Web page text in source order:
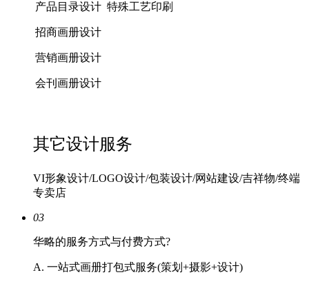
产品目录设计
招商画册设计
营销画册设计
会刊画册设计
特殊工艺印刷
其它设计服务
VI形象设计/LOGO设计/包装设计/网站建设/吉祥物/终端
专卖店
03
华略的服务方式与付费方式?
A. 一站式画册打包式服务(策划+摄影+设计)